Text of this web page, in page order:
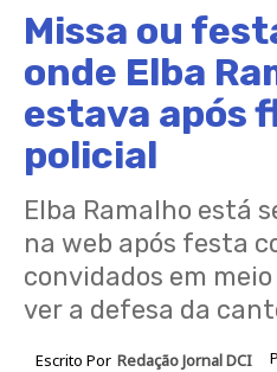
Missa ou
onde Elba
estava após
policial
Elba Ramalho está
na web após festa
convidados em
ver a defesa da
Escrito Por Redação Jornal DCI